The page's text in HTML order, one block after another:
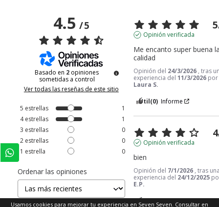
4.5/5
Basado en 2 opiniones
sometidas a control
Ver todas las reseñas de este sitio
5 estrellas
1
4estrellas
1
3 estrellas
0
2 estrellas
0
1 estrella 0
Ordenar las opiniones
5
Opinión verificada
Me encanto super buena
calidad
Opinión del 24/3/2026 , tras
experiencia del11/3/2026 por
Laura S.
Útil(0) Informe
4
Opinión verificada
bien
Opinión del 7/1/2026 , tras
experiencia del 24/12/2025
E.P.
Útil(0) Informe
Usamos cookies para mejorar tu experiencia en Seven Seven. Consultar en